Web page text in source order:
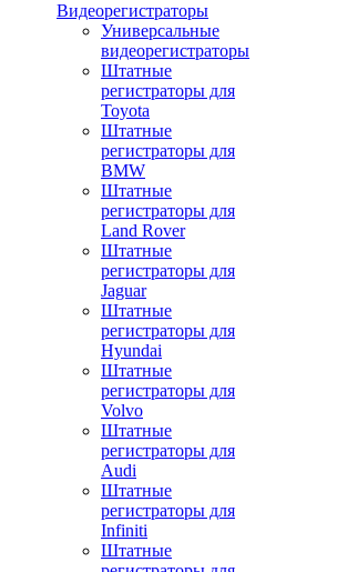
Видеорегистраторы
Универсальные
видеорегистраторы
Штатные
регистраторы для
Toyota
Штатные
регистраторы для
BMW
Штатные
регистраторы для
Land Rover
Штатные
регистраторы для
Jaguar
Штатные
регистраторы для
Hyundai
Штатные
регистраторы для
Volvo
Штатные
регистраторы для
Audi
Штатные
регистраторы для
Infiniti
Штатные